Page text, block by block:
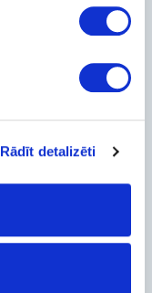
Rādīt detalizēti